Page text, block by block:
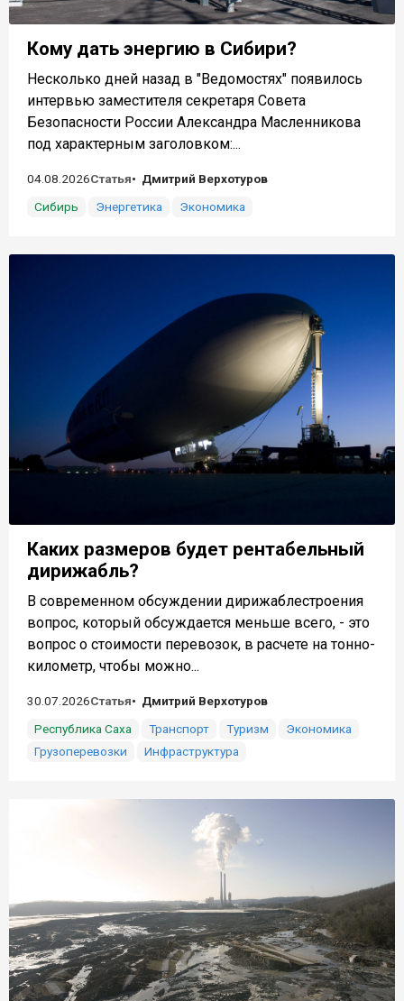
Кому дать энергию в Сибири?
Несколько дней назад в "Ведомостях" появилось
интервью заместителя секретаря Совета
Безопасности России Александра Масленникова
под характерным заголовком:...
04.08.2026Статья
Дмитрий Верхотуров
Сибирь
Энергетика Экономика
Каких размеров будет рентабельный
дирижабль?
В современном обсуждении дирижаблестроения
вопрос, который обсуждается меньше всего, - это
вопрос о стоимости перевозок, в расчете на тонно-
километр, чтобы можно...
30.07.2026Статья
Дмитрий Верхотуров
Республика Саха
Транспорт Туризм
Экономика
Грузоперевозки
Инфраструктура